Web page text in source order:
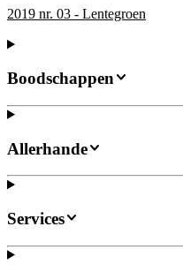
2019 nr. 03 - Lentegroen
Boodschappen
Allerhande
Services